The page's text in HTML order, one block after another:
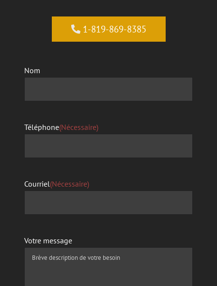
1-819-869-8385
Nom
Téléphone(Nécessaire)
Courriel(Nécessaire)
Votre message